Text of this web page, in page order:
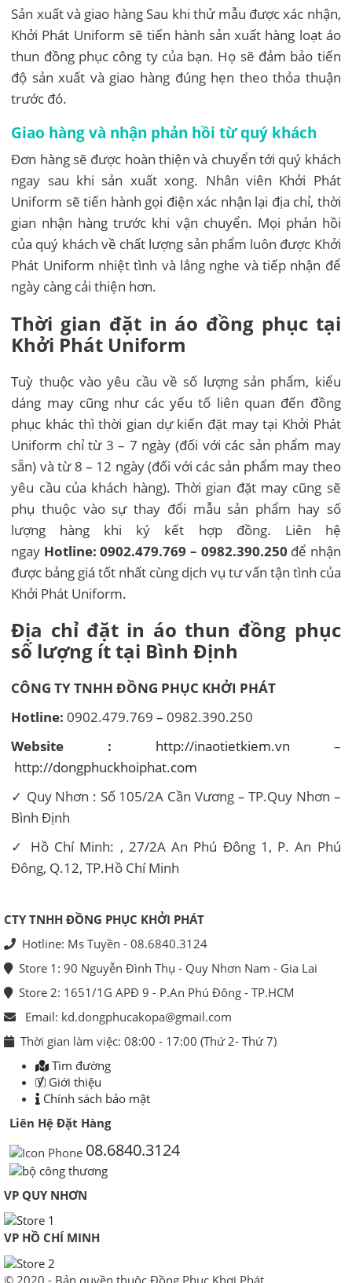
Sản xuất và giao hàng Sau khi thử mẫu được xác nhận,
Khởi Phát Uniform sẽ tiến hành sản xuất hàng loạt áo
thun đồng phục công ty của bạn. Họ sẽ đảm bảo tiến
độ sản xuất và giao hàng đúng hẹn theo thỏa thuận
trước đó.
Giao hàng và nhận phản hồi từ quý khách
Đơn hàng sẽ được hoàn thiện và chuyển tới quý khách
ngay sau khi sản xuất xong. Nhân viên Khởi Phát
Uniform sẽ tiến hành gọi điện xác nhận lại địa chỉ, thời
gian nhận hàng trước khi vận chuyển. Mọi phản hồi
của quý khách về chất lượng sản phẩm luôn được Khởi
Phát Uniform nhiệt tình và lắng nghe và tiếp nhận để
ngày càng cải thiện hơn.
Thời gian đặt in áo đồng phục tại
Khởi Phát Uniform
Tuỳ thuộc vào yêu cầu về số lượng sản phẩm, kiểu
dáng may cũng như các yếu tố liên quan đến đồng
phục khác thì thời gian dự kiến đặt may tại Khởi Phát
Uniform chỉ từ 3 – 7 ngày (đối với các sản phẩm may
sẵn) và từ 8 – 12 ngày (đối với các sản phẩm may theo
yêu cầu của khách hàng). Thời gian đặt may cũng sẽ
phụ thuộc vào sự thay đổi mẫu sản phẩm hay số
lượng hàng khi ký kết hợp đồng. Liên hệ
ngay Hotline: 0902.479.769 – 0982.390.250 để nhận
được bảng giá tốt nhất cùng dịch vụ tư vấn tận tình của
Khởi Phát Uniform.
Địa chỉ đặt in áo thun đồng phục
số lượng ít tại Bình Định
CÔNG TY TNHH ĐỒNG PHỤC KHỞI PHÁT
Hotline: 0902.479.769 – 0982.390.250
Website :
http://inaotietkiem.vn –
http://dongphuckhoiphat.com
✓ Quy Nhơn : Số 105/2A Cần Vương – TP.Quy Nhơn –
Bình Định
✓ Hồ Chí Minh: , 27/2A An Phú Đông 1, P. An Phú
Đông, Q.12, TP.Hồ Chí Minh
CTY TNHH ĐỒNG PHỤC KHỞI PHÁT
Hotline: Ms Tuyền - 08.6840.3124
Store 1: 90 Nguyễn Đình Thụ - Quy Nhơn Nam - Gia Lai
Store 2: 1651/1G APĐ 9 - P.An Phú Đông - TP.HCM
Email: kd.dongphucakopa@gmail.com
Thời gian làm việc: 08:00 - 17:00 (Thứ 2- Thứ 7)
Tìm đường
Giới thiệu
Chính sách bảo mật
Liên Hệ Đặt Hàng
08.6840.3124
VP QUY NHƠN
VP HỒ CHÍ MINH
© 2020 - Bản quyền thuộc Đồng Phục Khơi Phát